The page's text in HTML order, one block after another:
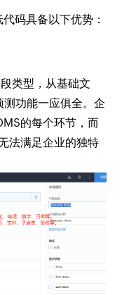
码具备以下优势：
类型，从基础文
功能一应俱全。企
的每个环节，而
法满足企业的独特